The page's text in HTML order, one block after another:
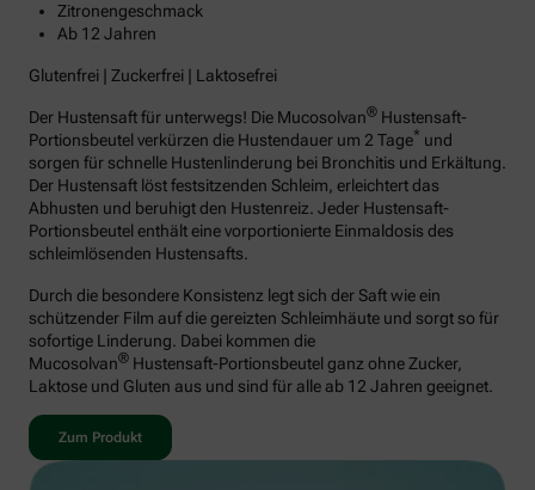
Zitronengeschmack
Ab 12 Jahren
Glutenfrei | Zuckerfrei | Laktosefrei
Der Hustensaft für unterwegs! Die Mucosolvan® Hustensaft-
Portionsbeutel verkürzen die Hustendauer um 2 Tage* und
sorgen für schnelle Hustenlinderung bei Bronchitis und Erkältung.
Der Hustensaft löst festsitzenden Schleim, erleichtert das
Abhusten und beruhigt den Hustenreiz. Jeder Hustensaft-
Portionsbeutel enthält eine vorportionierte Einmaldosis des
schleimlösenden Hustensafts.
Durch die besondere Konsistenz legt sich der Saft wie ein
schützender Film auf die gereizten Schleimhäute und sorgt so für
sofortige Linderung. Dabei kommen die
Mucosolvan® Hustensaft-Portionsbeutel ganz ohne Zucker,
Laktose und Gluten aus und sind für alle ab 12 Jahren geeignet.
Zum Produkt